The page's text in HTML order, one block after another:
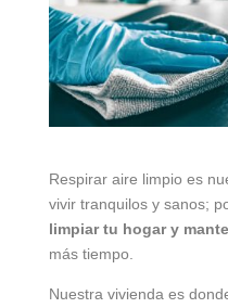
Respirar aire limpio es
vivir tranquilos y sanos;
limpiar tu hogar y
más tiempo.
Nuestra vivienda es